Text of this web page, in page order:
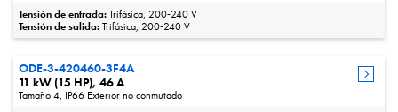
Tensión de entrada:Trifásica, 200‑240 V
Tensión de salida:Trifásica, 200‑240 V
ODE-3-420460-3F4A
11 kW (15 HP), 46 A
Tamaño 4, IP66 Exterior no conmutado